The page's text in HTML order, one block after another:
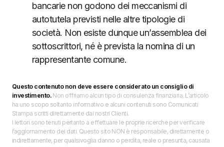
bancarie non godono dei meccanismi di
autotutela previsti nelle altre tipologie di
società. Non esiste dunque un’assemblea dei
sottoscrittori, né è prevista la nomina di un
rappresentante comune.
Questo contenuto non deve essere considerato un consiglio di
investimento.Non offriamo alcun tipo di consulenza finanziaria. L’articolo
ha uno scopo soltanto informativo e alcuni contenuti sono Comunicati
Stampa scritti direttamente dai nostri Clienti.
I lettori sono tenuti pertanto a effettuare le proprie ricerche per verificare
l’aggiornamento dei dati. Questo sito NON è responsabile, direttamente o
indirettamente, per qualsivoglia danno o perdita, reale o presunta, causata